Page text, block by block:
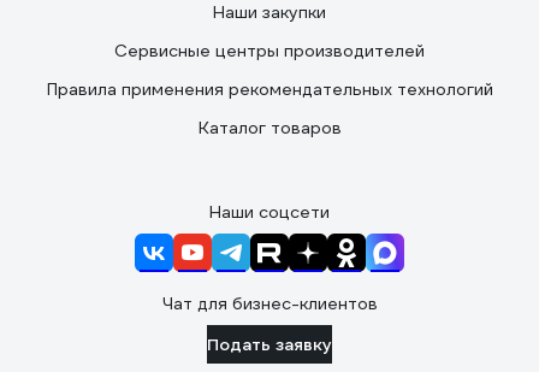
Наши закупки
Сервисные центры производителей
Правила применения рекомендательных технологий
Каталог товаров
Наши соцсети
Чат для бизнес-клиентов
Подать заявку